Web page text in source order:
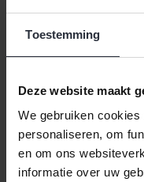
Toestemming
Deze website maakt
We gebruiken
personaliseren, om
en om ons
informatie over uw
50% Sale
Babyservies Mepal Mio
delig - deep blue